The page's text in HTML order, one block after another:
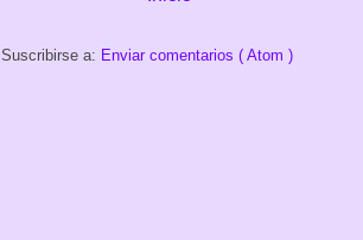
Suscribirse a: Enviar comentarios ( Atom )